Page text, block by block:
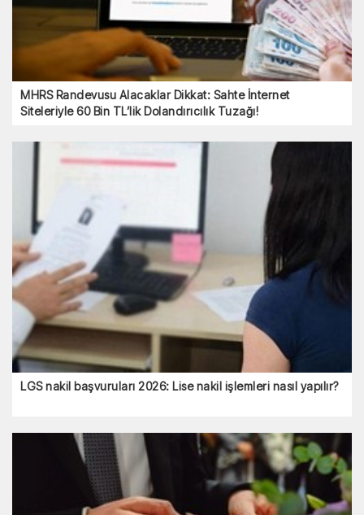
MHRS Randevusu Alacaklar Dikkat: Sahte İnternet
Siteleriyle 60 Bin TL’lik Dolandırıcılık Tuzağı!
LGS nakil başvuruları 2026: Lise nakil işlemleri nasıl yapılır?